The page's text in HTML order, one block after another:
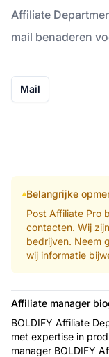
Affiliate
mail benaderen
Mail
Belangrijke
Post Affiliate Pro
contacten. Wij
bedrijven. Neem
wij informatie
Affiliate manager
BOLDIFY Affiliate
met expertise in
manager BOLDIFY